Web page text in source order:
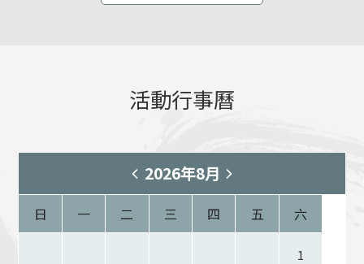
活動行事曆
2026年8月
日 一 二 三 四 五 六
1